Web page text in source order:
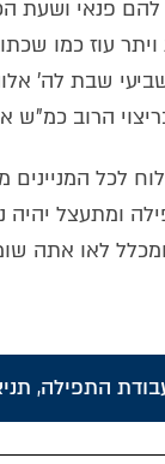
פנאי ושעת
עוז כמו
שבת לה'
הרוב
לכל המניינים
ומתעצל יהיה
לאו אתה
התפילה,